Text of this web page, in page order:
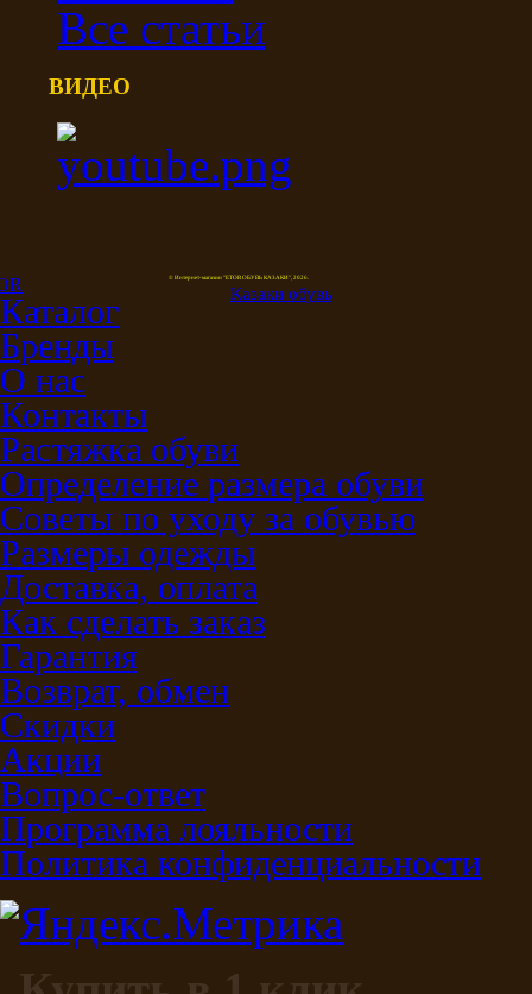
Все статьи
ВИДЕО
© Интернет-магазин "ETOR ОБУВЬ КАЗАКИ", 2026.
Казаки обувь
Каталог
Бренды
О нас
Контакты
Растяжка обуви
Определение размера обуви
Советы по уходу за обувью
Размеры одежды
Доставка, оплата
Как сделать заказ
Гарантия
Возврат, обмен
Скидки
Акции
Вопрос-ответ
Программа лояльности
Политика конфиденциальности